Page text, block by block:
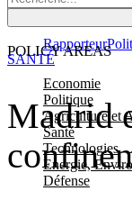
POLICY AREAS
Economie
Politique
Agriculture et
Santé
Technologies
Energie,
Défense
Rapporteur
Madrid
SANTÉ